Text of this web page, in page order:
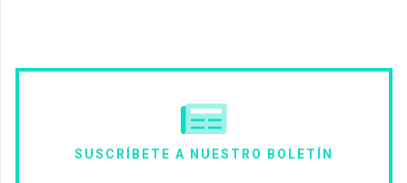
SUSCRÍBETE A NUESTRO BOLETÍN